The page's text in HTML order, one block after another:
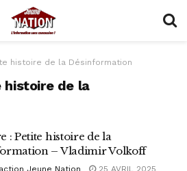
histoire de la Désinformation
histoire de la
: Petite histoire de la
– Vladimir Volkoff
Jeune Nation
25 AVRIL 2025